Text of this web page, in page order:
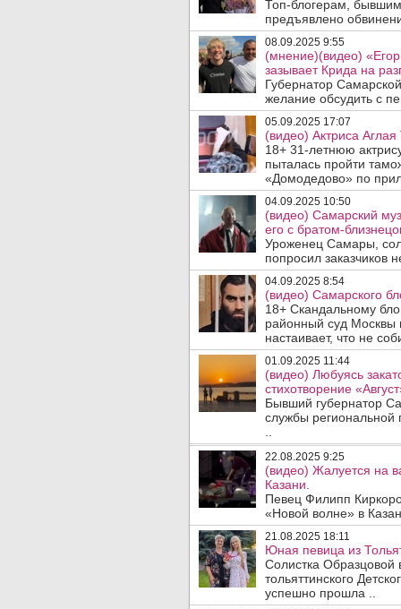
Топ-блогерам,
предъявлено
08.09.2025 9:55
(мнение)(видео)
зазывает Крида на
Губернатор
желание обсудить с
05.09.2025 17:07
(видео) Актриса
18+ 31-летнюю
пыталась пройти
«Домодедово» по
04.09.2025 10:50
(видео) Самарский
его с братом-
Уроженец Самары,
попросил заказчиков
04.09.2025 8:54
(видео) Самарского
18+ Скандальному
районный суд Москвы
настаивает, что не
01.09.2025 11:44
(видео) Любуясь
стихотворение
Бывший губернатор
службы региональной
22.08.2025 9:25
(видео) Жалуется на
Казани.
Певец Филипп
«Новой волне» в
21.08.2025 18:11
Юная певица из
Солистка Образцовой
тольяттинского
успешно прошла ..